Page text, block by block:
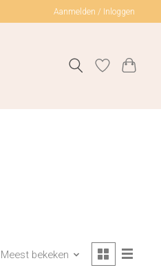
Aanmelden / Inloggen
Meest bekeken